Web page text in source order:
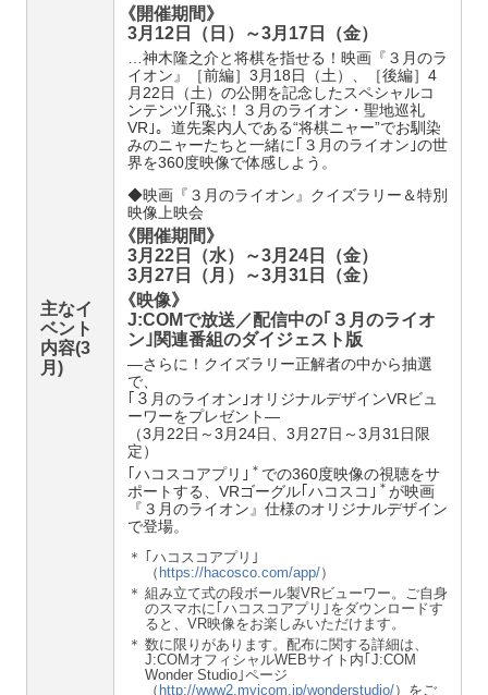
主なイ
ベント
内容(3
月)
《開催期間》
3月12日（日）～3月17日（金）
…神木隆之介と将棋を指せる！映画『３月のラ
イオン』［前編］3月18日（土）、［後編］4
月22日（土）の公開を記念したスペシャルコ
ンテンツ｢飛ぶ！３月のライオン・聖地巡礼
VR｣。道先案内人である“将棋ニャー”でお馴染
みのニャーたちと一緒に｢３月のライオン｣の世
界を360度映像で体感しよう。
◆映画『３月のライオン』クイズラリー＆特別
映像上映会
《開催期間》
3月22日（水）～3月24日（金）
3月27日（月）～3月31日（金）
《映像》
J:COMで放送／配信中の｢３月のライオ
ン｣関連番組のダイジェスト版
―さらに！クイズラリー正解者の中から抽選
で、
｢３月のライオン｣オリジナルデザインVRビュ
ーワーをプレゼント―
（3月22日～3月24日、3月27日～3月31日限
定）
｢ハコスコアプリ｣ ＊ での360度映像の視聴をサ
ポートする、VRゴーグル｢ハコスコ｣ ＊ が映画
『３月のライオン』仕様のオリジナルデザイン
で登場。
＊
｢ハコスコアプリ｣
（ https://hacosco.com/app/）
＊ 組み立て式の段ボール製VRビューワー。ご自身
のスマホに｢ハコスコアプリ｣をダウンロードす
ると、VR映像をお楽しみいただけます。
＊ 数に限りがあります。配布に関する詳細は、
J:COMオフィシャルWEBサイト内｢J:COM
Wonder Studio｣ページ
（ http://www2.myjcom.jp/wonderstudio/）をご